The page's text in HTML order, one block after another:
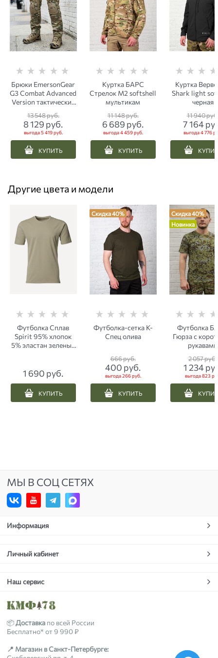
Брюки EmersonGear
G3 Combat Advanced
Version тактические
рип-стоп мультикам
13 548 руб.
8 129 руб.
выгода5 419 руб.
КУПИТЬ
Куртка БАРС
Стрелок М2 softshell
мультикам
11 148 руб.
6 689 руб.
выгода4 459 руб.
КУПИТЬ
Куртка
Shark light
черная
11 940
7 164
выгода4 776
Другие цвета и модели
Футболка Сплав
Spirit 95% хлопок
5% эластан зеленый
1 690 руб.
КУПИТЬ
Скидка 40%
Футболка-сетка К-
Спец олива
666 руб.
400 руб.
выгода266 руб.
КУПИТЬ
Скидка 40%
Новинка
Футболка
Гюрза с
рукавами
2 057 руб.
1 234
выгода823
МЫ В СОЦ СЕТЯХ
Информация
Личный кабинет
Наш сервис
📦Доставка по всей России
Бесплатно* от 9 990 ₽
📍 Магазин в Санкт-Петербурге: